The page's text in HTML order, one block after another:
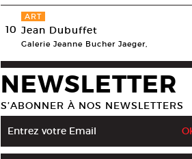
10
ART
Jean Dubuffet
Galerie Jeanne Bucher Jaeger,
NEWSLETTER
S’ABONNER À NOS NEWSLETTERS